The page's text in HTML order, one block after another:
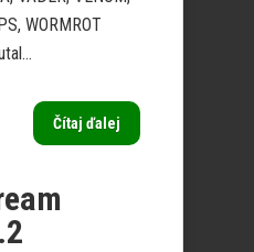
WORMROT
Čítaj ďalej